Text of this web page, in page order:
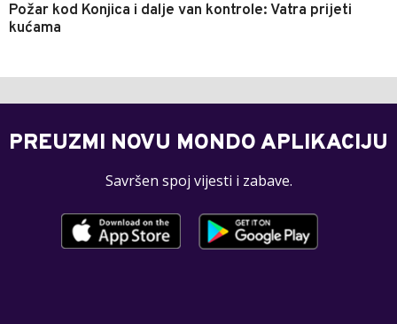
Požar kod Konjica i dalje van kontrole: Vatra prijeti
kućama
PREUZMI NOVU MONDO APLIKACIJU
Savršen spoj vijesti i zabave.